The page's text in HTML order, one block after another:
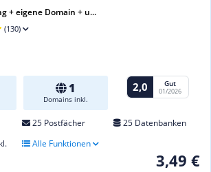
+ eigene Domain + u...
(130)
1
Domains inkl.
2,0 Gut
01/2026
25 Postfächer
25 Datenbanken
Alle Funktionen
3,49 €